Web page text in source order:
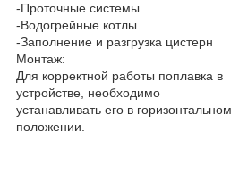
-Проточные системы
-Водогрейные котлы
-Заполнение и разгрузка цистерн
Монтаж:
Для корректной работы поплавка в
устройстве, необходимо
устанавливать его в горизонтальном
положении.